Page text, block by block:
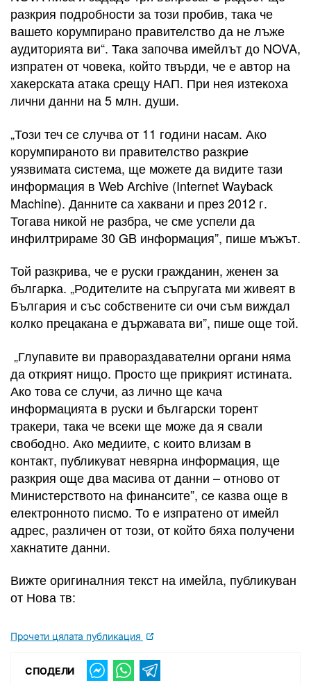
разкрия подробности за този пробив, така че
вашето корумпирано правителство да не лъже
аудиторията ви“. Така започва имейлът до NOVA,
изпратен от човека, който твърди, че е автор на
хакерската атака срещу НАП. При нея изтекоха
лични данни на 5 млн. души.
„Този теч се случва от 11 години насам. Ако
корумпираното ви правителство разкрие
уязвимата система, ще можете да видите тази
информация в Web Archive (Internet Wayback
Machine). Данните са хаквани и през 2012 г.
Тогава никой не разбра, че сме успели да
инфилтрираме 30 GB информация”, пише мъжът.
Той разкрива, че е руски гражданин, женен за
българка. „Родителите на съпругата ми живеят в
България и със собствените си очи съм виждал
колко прецакана е държавата ви”, пише още той.
„Глупавите ви правораздавателни органи няма
да открият нищо. Просто ще прикрият истината.
Ако това се случи, аз лично ще кача
информацията в руски и български торент
тракери, така че всеки ще може да я свали
свободно. Ако медиите, с които влизам в
контакт, публикуват невярна информация, ще
разкрия още два масива от данни – отново от
Министерството на финансите”, се казва още в
електронното писмо. То е изпратено от имейл
адрес, различен от този, от който бяха получени
хакнатите данни.
Вижте оригиналния текст на имейла, публикуван
от Нова тв:
Прочети цялата публикация
СПОДЕЛИ